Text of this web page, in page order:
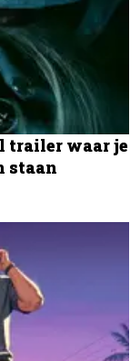
trailer waar je
staan